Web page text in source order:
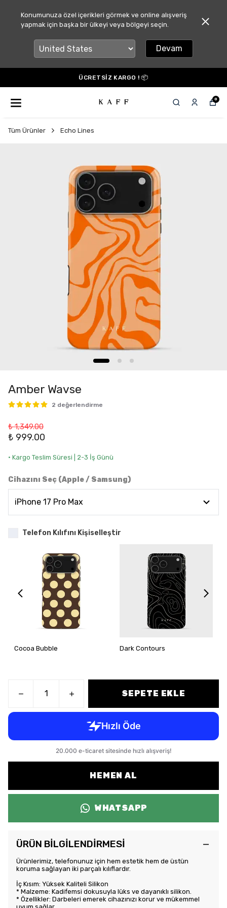
Konumunuza özel içerikleri görmek ve online alışveriş
yapmak için başka bir ülkeyi veya bölgeyi seçin.
Devam
ÜCRETSİZ KARGO ! 📦
0
Tüm Ürünler Echo Lines
Amber Wavse
2 değerlendirme
₺ 1,349.00
₺ 999.00
• Kargo Teslim Süresi | 2-3 İş Günü
Cihazını Seç (Apple / Samsung)
Telefon Kılıfını Kişiselleştir
Cocoa Bubble Dark Contours
SEPETE EKLE
HEMEN AL
WHATSAPP
ÜRÜN BİLGİLENDİRMESİ
Ürünlerimiz, telefonunuz için hem estetik hem de üstün
koruma sağlayan iki parçalı kılıflardır.
İç Kısım: Yüksek Kaliteli Silikon
* Malzeme: Kadifemsi dokusuyla lüks ve dayanıklı silikon.
* Özellikler: Darbeleri emerek cihazınızı korur ve mükemmel